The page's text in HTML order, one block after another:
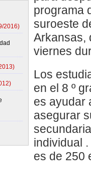
2016)
programa
suroeste
Arkansas,
viernes
Los
en el 8 º
es ayudar
asegurar
individual
es de 250